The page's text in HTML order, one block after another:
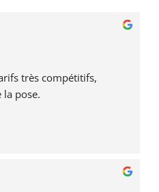
très compétitifs,
pose.